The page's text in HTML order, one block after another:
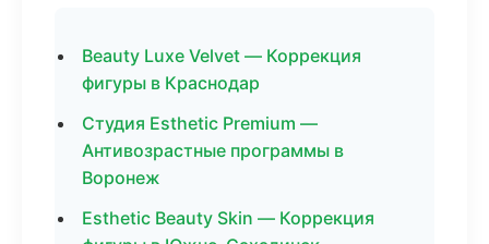
Beauty Luxe Velvet — Коррекция
фигуры в Краснодар
Студия Esthetic Premium —
Антивозрастные программы в
Воронеж
Esthetic Beauty Skin — Коррекция